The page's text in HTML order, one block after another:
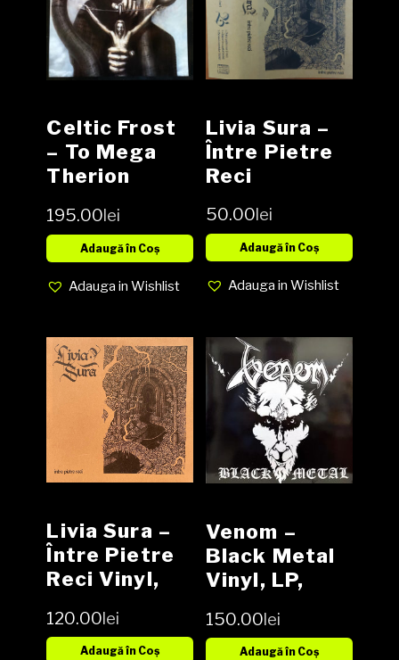
Celtic Frost
– To Mega
Therion
Album,
Gatefold
cover VG
195.00lei
Adaugă în Coș
Adauga in Wishlist
Livia Sura –
Între Pietre
Reci
Album NOU
50.00lei
Adaugă în Coș
Adauga in Wishlist
Livia Sura –
Între Pietre
Reci Vinyl,
180g NOU
120.00lei
Adaugă în Coș
Venom –
Black Metal
Vinyl, LP,
150.00lei
Adaugă în Coș